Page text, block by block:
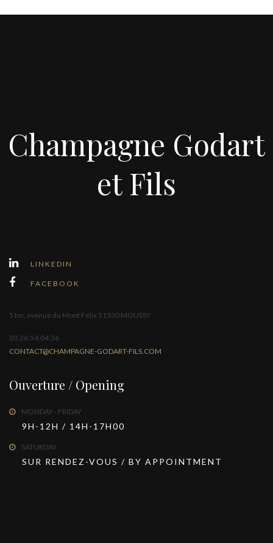
Champagne Godart
et Fils
LINKEDIN
FACEBOOK
5 ter, avenue du Mont Félix 51530 MOUSSY
03.26.54.04.36
CONTACT@CHAMPAGNE-GODART-FILS.COM
Ouverture / Opening
MONDAY - FRIDAY
9H-12H / 14H-17H00
SATURDAY
SUR RENDEZ-VOUS / BY APPOINTMENT